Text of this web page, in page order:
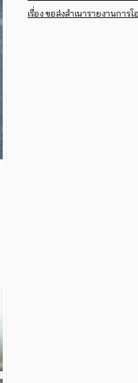
เรื่อง ขอส่งสำเนารายงานกา